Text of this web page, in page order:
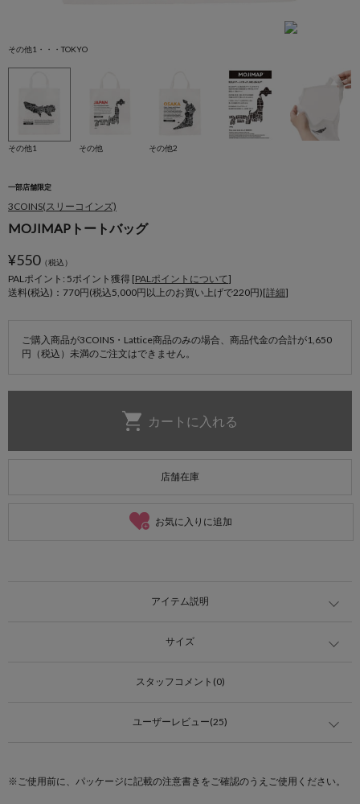
その他1・・・TOKYO
その他1 その他 その他2
一部店舗限定
3COINS(スリーコインズ)
MOJIMAPトートバッグ
¥550（税込）
PALポイント: 5ポイント獲得 [PALポイントについて]
送料(税込)：770円(税込5,000円以上のお買い上げで220円)[詳細]
ご購入商品が3COINS・Lattice商品のみの場合、商品代金の合計が1,650
円（税込）未満のご注文はできません。
店舗在庫
お気に入りに追加
アイテム説明
サイズ
スタッフコメント(0)
ユーザーレビュー(25)
※ご使用前に、パッケージに記載の注意書きをご確認のうえご使用ください。